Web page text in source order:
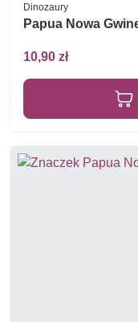
Dinozaury
Papua Nowa
10,90 zł